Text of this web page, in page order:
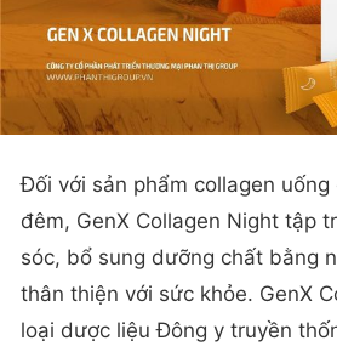
Đối với sản phẩm collagen uống
đêm, GenX Collagen Night tập
sóc, bổ sung dưỡng chất bằng
thân thiện với sức khỏe. GenX
loại dược liệu Đông y truyền